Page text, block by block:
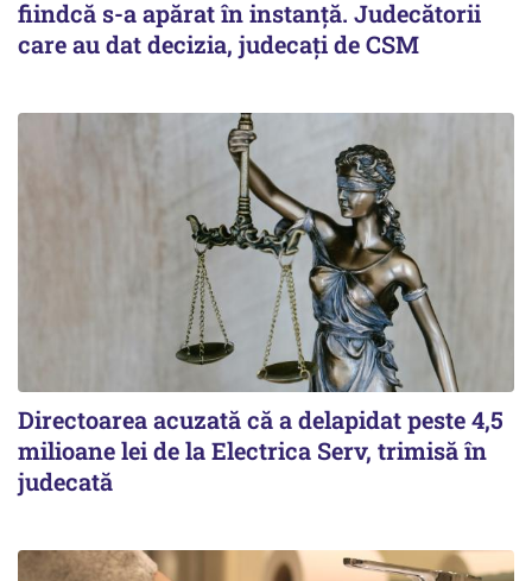
fiindcă s-a apărat în instanță. Judecătorii
care au dat decizia, judecați de CSM
Directoarea acuzată că a delapidat peste 4,5
milioane lei de la Electrica Serv, trimisă în
judecată